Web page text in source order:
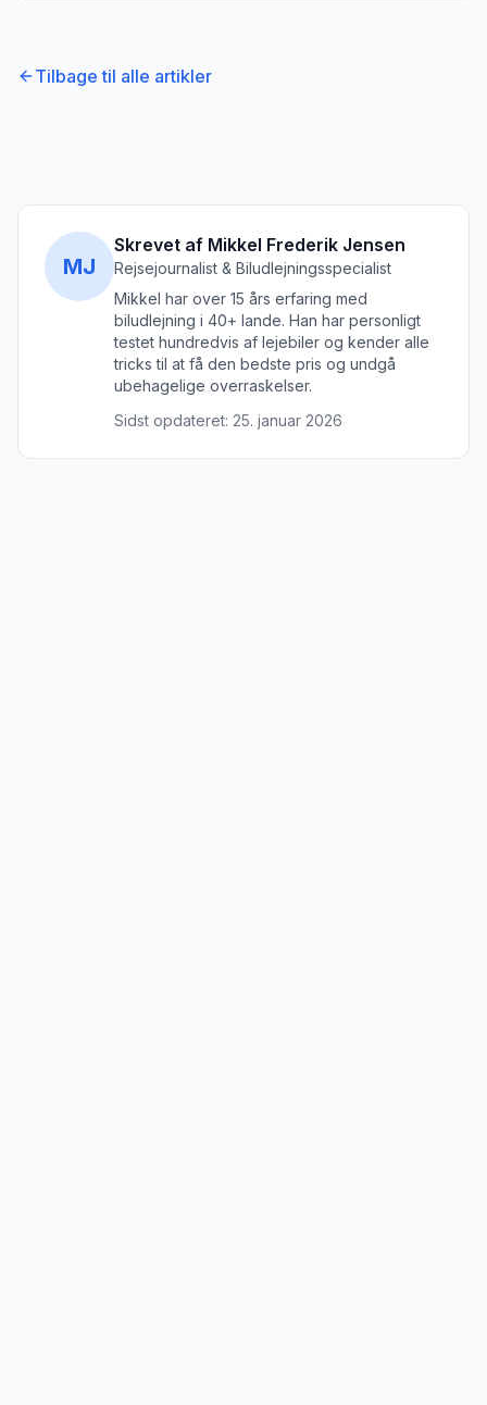
Tilbage til alle artikler
MJ
Skrevet af Mikkel Frederik Jensen
Rejsejournalist & Biludlejningsspecialist
Mikkel har over 15 års erfaring med
biludlejning i 40+ lande. Han har personligt
testet hundredvis af lejebiler og kender alle
tricks til at få den bedste pris og undgå
ubehagelige overraskelser.
Sidst opdateret: 25. januar 2026